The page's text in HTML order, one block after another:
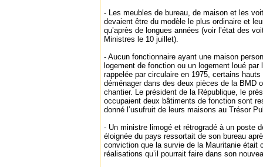
- Les meubles de bureau, de maison et les
devaient être du modèle le plus ordinaire et
qu’après de longues années (voir l’état des
Ministres le 10 juillet).
- Aucun fonctionnaire ayant une maison
logement de fonction ou un logement loué par
rappelée par circulaire en 1975, certains
déménager dans des deux pièces de la BMD
chantier. Le président de la République, le
occupaient deux bâtiments de fonction sont
donné l’usufruit de leurs maisons au Trésor
- Un ministre limogé et rétrogradé à un poste
éloignée du pays ressortait de son bureau
conviction que la survie de la Mauritanie était
réalisations qu’il pourrait faire dans son